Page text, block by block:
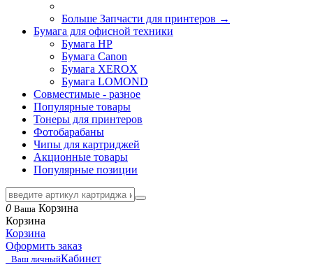
Больше Запчасти для принтеров →
Бумага для офисной техники
Бумага HP
Бумага Canon
Бумага XEROX
Бумага LOMOND
Совместимые - разное
Популярные товары
Тонеры для принтеров
Фотобарабаны
Чипы для картриджей
Акционные товары
Популярные позиции
0 Ваша Корзина
Корзина
Корзина
Оформить заказ
Ваш личныйКабинет